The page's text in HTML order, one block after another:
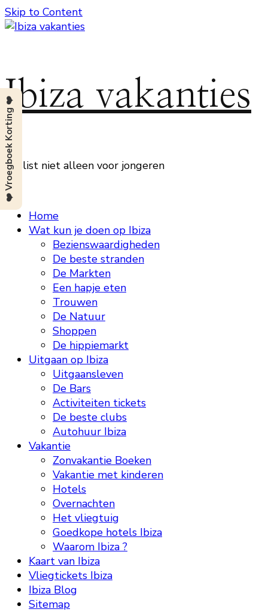
Skip to Content
Ibiza vakanties
Beslist niet alleen voor jongeren
Home
Wat kun je doen op Ibiza
Bezienswaardigheden
De beste stranden
De Markten
Een hapje eten
Trouwen
De Natuur
Shoppen
De hippiemarkt
Uitgaan op Ibiza
Uitgaansleven
De Bars
Activiteiten tickets
De beste clubs
Autohuur Ibiza
Vakantie
Zonvakantie Boeken
Vakantie met kinderen
Hotels
Overnachten
Het vliegtuig
Goedkope hotels Ibiza
Waarom Ibiza ?
Kaart van Ibiza
Vliegtickets Ibiza
Ibiza Blog
Sitemap
❤️ Vroegboek Korting ❤️